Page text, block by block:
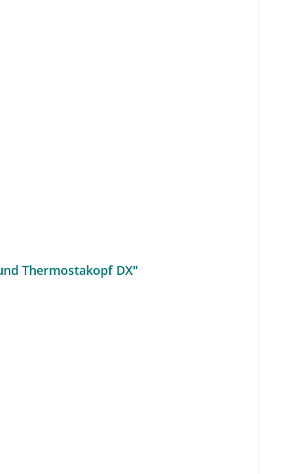
Thermostakopf DX"